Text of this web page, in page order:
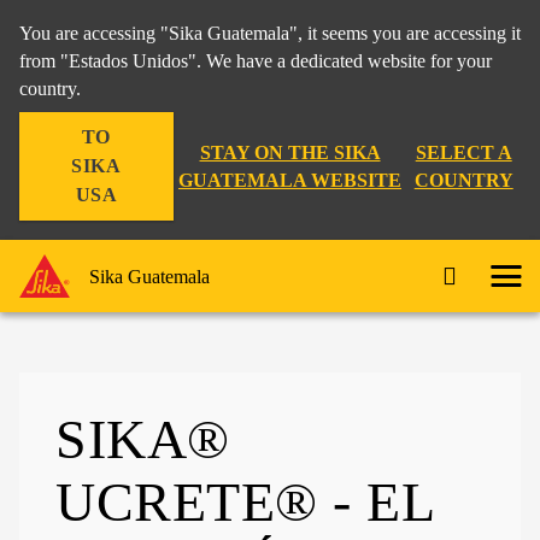
You are accessing "Sika Guatemala", it seems you are accessing it
from "Estados Unidos". We have a dedicated website for your
country.
TO
SIKA
USA
STAY ON THE SIKA
GUATEMALA WEBSITE
SELECT A
COUNTRY
Sika Guatemala
SIKA®
UCRETE® - EL